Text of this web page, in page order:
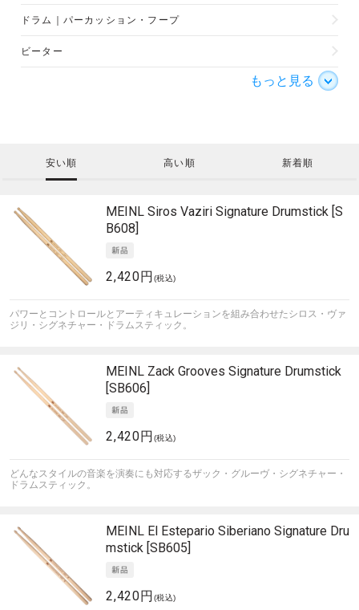
ドラム｜パーカッション・フープ
ビーター
もっと見る
安い順 高い順 新着順
MEINL Siros Vaziri Signature Drumstick [S
B608]
2,420円 (税込)
パワーとコントロールとアーティキュレーションを組み合わせたシロス・ヴァ
ジリ・シグネチャー・ドラムスティック。
MEINL Zack Grooves Signature Drumstick
[SB606]
2,420円 (税込)
どんなスタイルの音楽を演奏にも対応するザック・グルーヴ・シグネチャー・
ドラムスティック。
MEINL El Estepario Siberiano Signature Dru
mstick [SB605]
2,420円 (税込)